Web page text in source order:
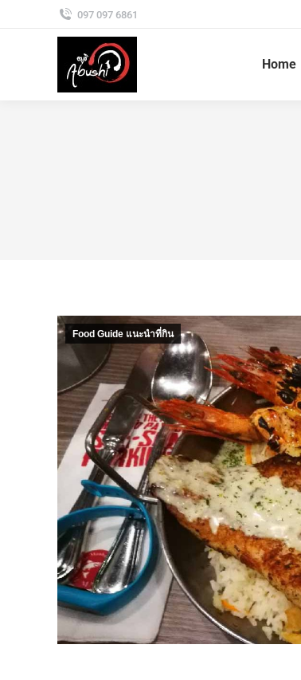
097 097 6861
Home
Food Guide แนะนำที่กิน